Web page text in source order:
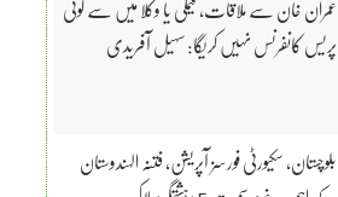
پریس کانفرنس نہیں کریگا: سہیل آفریدی
بلوچستان، سکیورٹی فورسز آپریشن، فتنہ الہندوستان